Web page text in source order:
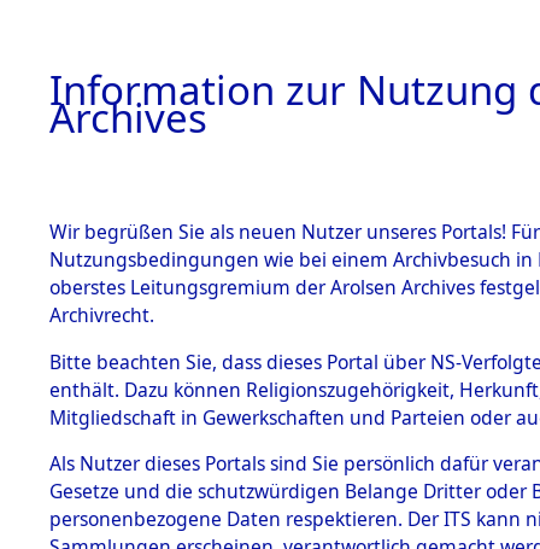
BESTÄNDE
1.
mente
5. Verschiedenes
5.3
auf dem
Information zur Nutzung
Archives
Wir begrüßen Sie als neuen Nutzer unseres Portals!
Nutzungsbedingungen wie bei einem Archivbesuch
oberstes Leitungsgremium der Arolsen Archives
Archivrecht.
Bitte beachten Sie, dass dieses Portal über NS-
enthält. Dazu können Religionszugehörigkeit,
Mitgliedschaft in Gewerkschaften und Parteien oder
Als Nutzer dieses Portals sind Sie persönlich dafür
Gesetze und die schutzwürdigen Belange Dritter
personenbezogene Daten respektieren. Der ITS